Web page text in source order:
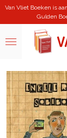
Ga
hoofdinhoud
Van Vliet Boeken is
Gulden